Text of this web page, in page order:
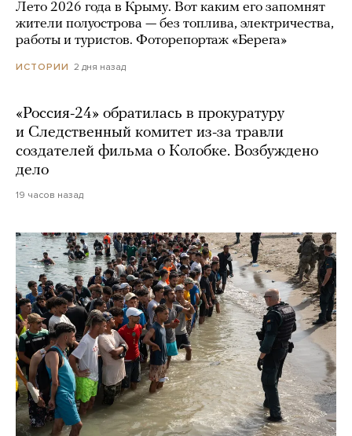
Лето 2026 года в Крыму. Вот каким его запомнят
жители полуострова — без топлива, электричества,
работы и туристов. Фоторепортаж «Берега»
ИСТОРИИ 2 дня назад
«Россия-24» обратилась в прокуратуру
и Следственный комитет из-за травли
создателей фильма о Колобке. Возбуждено
дело
19 часов назад